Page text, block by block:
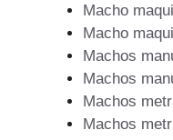
Macho
Macho
Machos
Machos
Machos
Machos